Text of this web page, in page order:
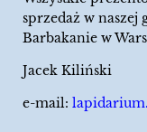
sprzedaż w
Barbakanie w
Jacek Kiliński
e-mail: